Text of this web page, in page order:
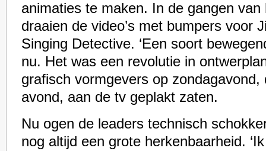
animaties te maken. In de gangen van
draaien de video’s met bumpers voor
Singing Detective. ‘Een soort
nu. Het was een revolutie in
grafisch vormgevers op
avond, aan de tv geplakt zaten.
Nu ogen de leaders technisch
nog altijd een grote herkenbaarheid.